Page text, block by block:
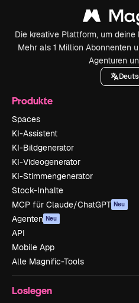
Die kreative Plattform, um
Mehr als 1 Million Abonnenten
Agenturen
Produkte
Spaces
KI-Assistent
KI-Bildgenerator
KI-Videogenerator
KI-Stimmengenerator
Stock-Inhalte
MCP für Claude/ChatGPT Neu
Agenten Neu
API
Mobile App
Alle Magnific-Tools
Loslegen